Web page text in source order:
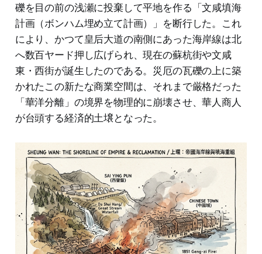
礫を目の前の浅瀬に投棄して平地を作る「文咸填海
計画（ボンハム埋め立て計画）」を断行した。これ
により、かつて皇后大道の南側にあった海岸線は北
へ数百ヤード押し広げられ、現在の蘇杭街や文咸
東・西街が誕生したのである。災厄の瓦礫の上に築
かれたこの新たな商業空間は、それまで厳格だった
「華洋分離」の境界を物理的に崩壊させ、華人商人
が台頭する経済的土壌となった。